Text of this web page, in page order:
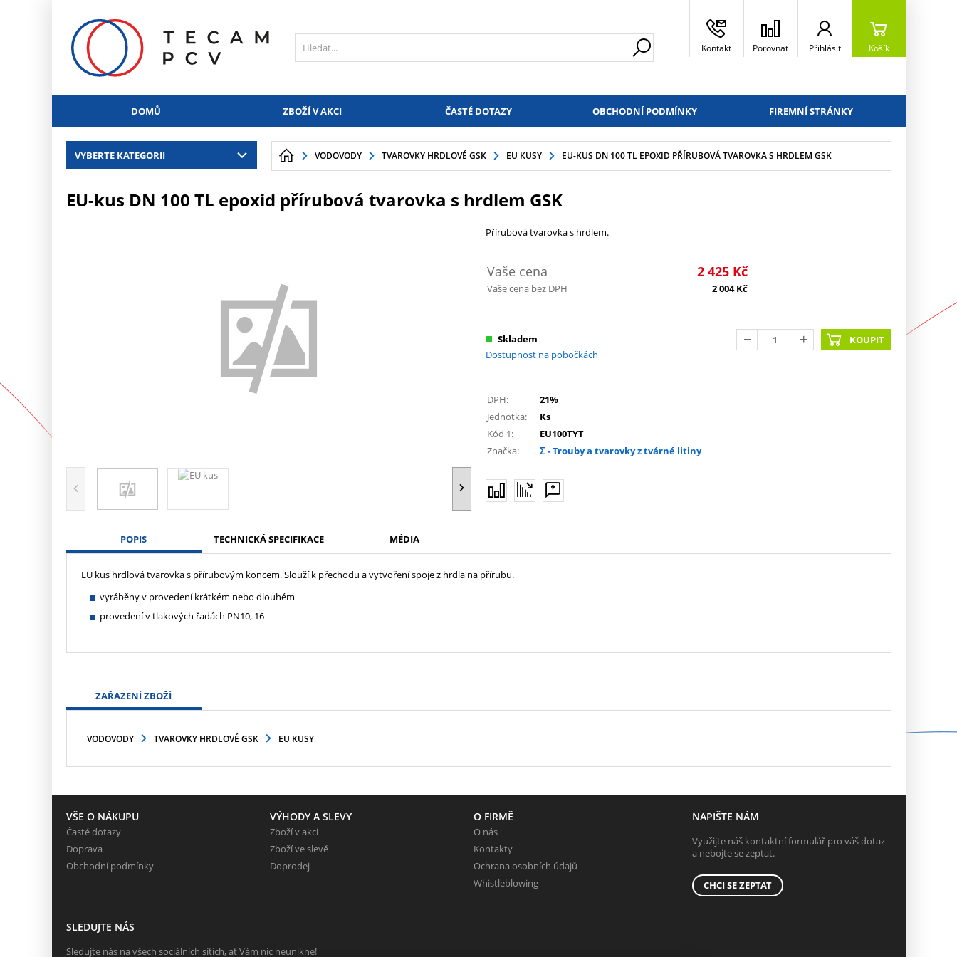
Kontakt Porovnat Přihlásit Košík
DOMŮ ZBOŽÍ V AKCI ČASTÉ DOTAZY OBCHODNÍ PODMÍNKY FIREMNÍ STRÁNKY
VYBERTE KATEGORII VODOVODY TVAROVKY HRDLOVÉ GSK EU KUSY EU-KUS DN 100 TL EPOXID PŘÍRUBOVÁ TVAROVKA S HRDLEM GSK
EU-kus DN 100 TL epoxid přírubová tvarovka s hrdlem GSK
Přírubová tvarovka s hrdlem.
Vaše cena 2 425 Kč
Vaše cena bez DPH 2 004Kč
Skladem
Dostupnost na pobočkách
KOUPIT
DPH:
21%
Jednotka:
Ks
Kód 1:
EU100TYT
Značka:
Σ - Trouby a tvarovky z tvárné litiny
POPIS TECHNICKÁ SPECIFIKACE MÉDIA
EU kus hrdlová tvarovka s přírubovým koncem. Slouží k přechodu a vytvoření spoje z hrdla na přírubu.
vyráběny v provedení krátkém nebo dlouhém
provedení v tlakových řadách PN10, 16
ZAŘAZENÍ ZBOŽÍ
VODOVODY TVAROVKY HRDLOVÉ GSK EU KUSY
VŠE O NÁKUPU
Časté dotazy
Doprava
Obchodní podmínky
VÝHODY A SLEVY
Zboží v akci
Zboží ve slevě
Doprodej
O FIRMĚ
O nás
Kontakty
Ochrana osobních údajů
Whistleblowing
NAPIŠTE NÁM
Využijte náš kontaktní formulář pro váš dotaz
a nebojte se zeptat.
CHCI SE ZEPTAT
SLEDUJTE NÁS
Sledujte nás na všech sociálních sítích, ať Vám nic neunikne!